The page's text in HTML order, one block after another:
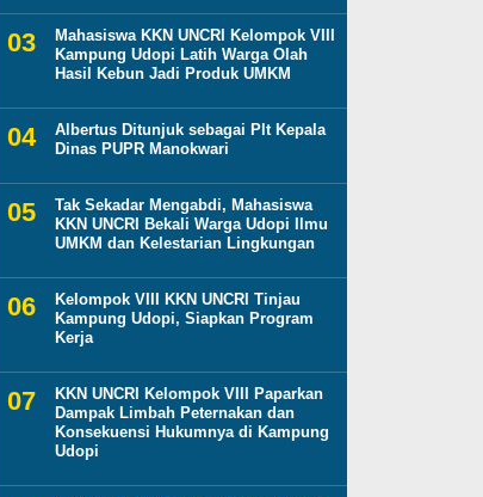
Mahasiswa KKN UNCRI Kelompok VIII
Kampung Udopi Latih Warga Olah
Hasil Kebun Jadi Produk UMKM
Albertus Ditunjuk sebagai Plt Kepala
Dinas PUPR Manokwari
Tak Sekadar Mengabdi, Mahasiswa
KKN UNCRI Bekali Warga Udopi Ilmu
UMKM dan Kelestarian Lingkungan
Kelompok VIII KKN UNCRI Tinjau
Kampung Udopi, Siapkan Program
Kerja
KKN UNCRI Kelompok VIII Paparkan
Dampak Limbah Peternakan dan
Konsekuensi Hukumnya di Kampung
Udopi